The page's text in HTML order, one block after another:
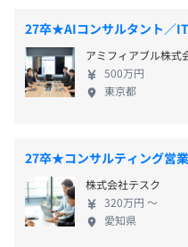
・書籍購入制度（書評を
支給・書籍は私有可）
・社外勉強会等参加費用
・資格取得支援制度（合
・メンター制度
PCは基本的にスペック
・残業代支給
・通勤手当（月額50,000円
・出張手当
他
社員同士が相互評価する
により年度末に業績に応
目より対象）。
技術と経験の両面から成
用意しています。
・体系的な学び： ソフト
手法などの専門書を読み
知見を共有する会など、
日常的にあります。
■ チーム開発スタイル
そうして生み出された
め、 顧客からの信頼を
なサービスの創造につなが
アのメンバー、一人ひ
互いにフェアに切磋琢
27卒★AIコンサルタント／
アミフィアブル株式
500万円
東京都
27卒★コンサルティング営業
株式会社テスク
320万円 〜
愛知県